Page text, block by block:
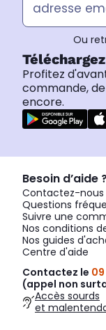
Ou
Profitez
commande,
encore.
Besoin d’aide
Contactez-nous
Questions
Suivre une
Nos conditions
Nos guides
Centre d'aide
Contactez le
(appel non
Accès sourds
et